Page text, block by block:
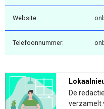
Website:
Telefoonnummer:
De
verzamelt